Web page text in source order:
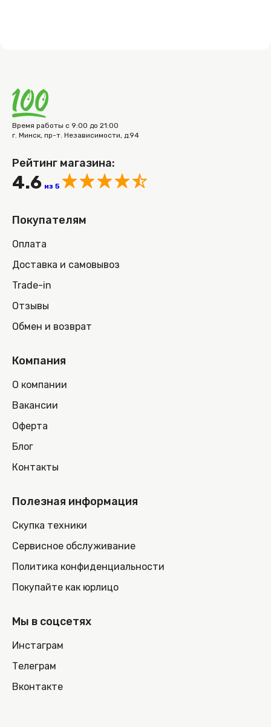
Время работы с 9:00 до 21:00
г. Минск, пр-т. Независимости, д.94
Рейтинг магазина:
4.6 из 5
Покупателям
Оплата
Доставка и самовывоз
Trade-in
Отзывы
Обмен и возврат
Компания
О компании
Вакансии
Оферта
Блог
Контакты
Полезная информация
Скупка техники
Сервисное обслуживание
Политика конфиденциальности
Покупайте как юрлицо
Мы в соцсетях
Инстаграм
Телеграм
Вконтакте